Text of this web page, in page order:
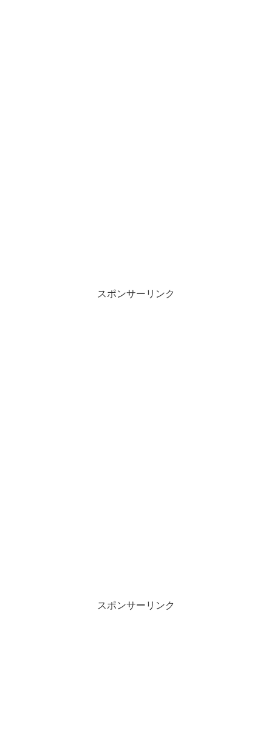
スポンサーリンク
スポンサーリンク